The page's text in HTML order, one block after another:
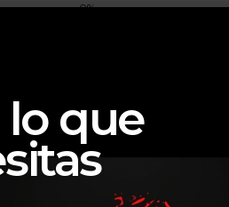
0%
0) que